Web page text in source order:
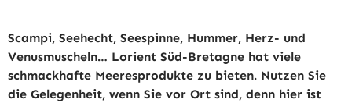
Scampi, Seehecht, Seespinne, Hummer, Herz- und
Venusmuscheln… Lorient Süd-Bretagne hat viele
schmackhafte Meeresprodukte zu bieten. Nutzen Sie
die Gelegenheit, wenn Sie vor Ort sind, denn hier ist